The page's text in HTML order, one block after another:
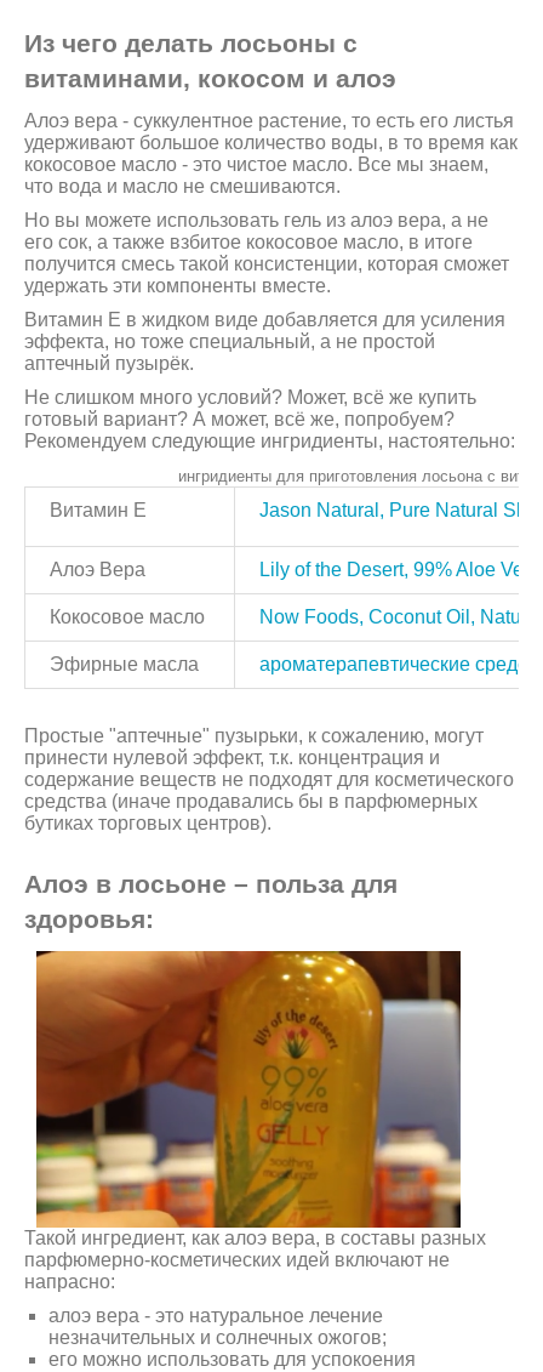
Из чего делать лосьоны с
витаминами, кокосом и алоэ
Алоэ вера - суккулентное растение, то есть его листья
удерживают большое количество воды, в то время как
кокосовое масло - это чистое масло. Все мы знаем,
что вода и масло не смешиваются.
Но вы можете использовать гель из алоэ вера, а не
его сок, а также взбитое кокосовое масло, в итоге
получится смесь такой консистенции, которая сможет
удержать эти компоненты вместе.
Витамин Е в жидком виде добавляется для усиления
эффекта, но тоже специальный, а не простой
аптечный пузырёк.
Не слишком много условий? Может, всё же купить
готовый вариант? А может, всё же, попробуем?
Рекомендуем следующие ингридиенты, настоятельно:
ингридиенты для приготовления лосьона с
Витамин Е Jason Natural, Pure Natural
Алоэ Вера Lily of the Desert, 99% Aloe
Кокосовое масло Now Foods, Coconut Oil, Natural
Эфирные масла ароматерапевтические
Простые "аптечные" пузырьки, к сожалению, могут
принести нулевой эффект, т.к. концентрация и
содержание веществ не подходят для косметического
средства (иначе продавались бы в парфюмерных
бутиках торговых центров).
Алоэ в лосьоне – польза для
здоровья:
Такой ингредиент, как алоэ вера, в составы разных
парфюмерно-косметических идей включают не
напрасно:
алоэ вера - это натуральное лечение
незначительных и солнечных ожогов;
его можно использовать для успокоения